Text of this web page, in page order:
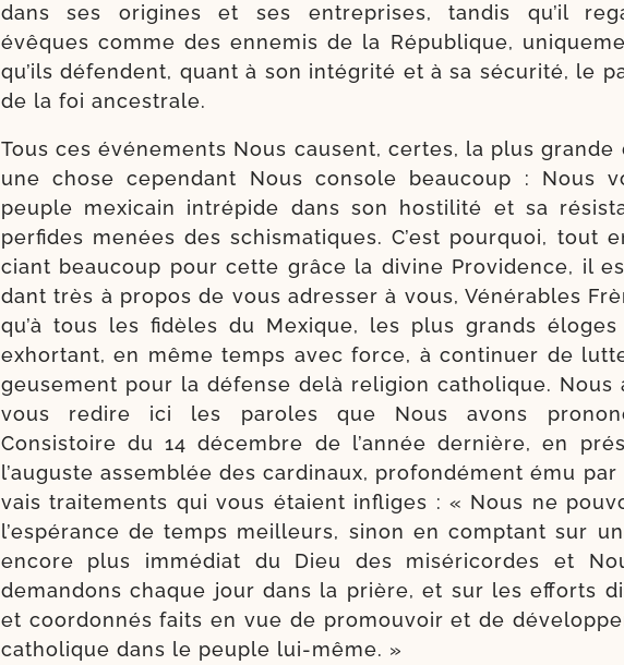
dans ses ori­gines et ses entre­prises, tan­dis qu’il
évêques comme des enne­mis de la République,
qu’ils défendent, quant à son inté­gri­té et à sa sécu­ri­té, le
de la foi ancestrale.
Tous ces évé­ne­ments Nous causent, certes, la plus grande
une chose cepen­dant Nous console beau­coup : Nous
peuple mexi­cain intré­pide dans son hos­ti­li­té et sa
per­fides menées des schis­ma­tiques. C’est pour­quoi, tout
ciant beau­coup pour cette grâce la divine Providence, il
dant très à pro­pos de vous adres­ser à vous, Vénérables
qu’à tous les fidèles du Mexique, les plus grands
exhor­tant, en même temps avec force, à conti­nuer de
geu­se­ment pour la défense delà reli­gion catho­lique. Nous
vous redire ici les paroles que Nous avons
Consistoire du 14 décembre de l’année der­nière, en
l’auguste assem­blée des car­di­naux, pro­fon­dé­ment ému
vais trai­te­ments qui vous étaient infliges : « Nous ne
l’espérance de temps meilleurs, sinon en comp­tant sur
encore plus immé­diat du Dieu des misé­ri­cordes et
deman­dons chaque jour dans la prière, et sur les efforts
et coor­don­nés faits en vue de pro­mou­voir et de
catho­lique dans le peuple lui-même. »